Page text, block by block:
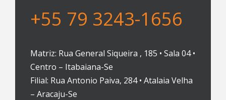
+55 79 3243-1656
Matriz: Rua General Siqueira , 185 • Sala 04 •
Centro – Itabaiana-Se
Filial: Rua Antonio Paiva, 284 • Atalaia Velha
– Aracaju-Se